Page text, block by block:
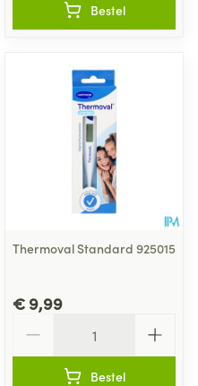
Bestel
Thermoval Standard 925015
€ 9,99
Bestel